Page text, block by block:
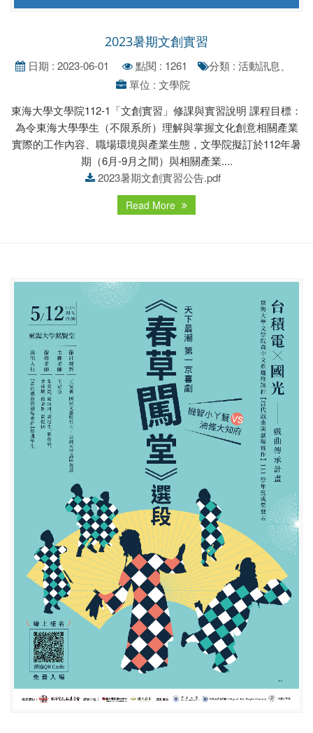
2023暑期文創實習
日期 : 2023-06-01 點閱 : 1261
分類 : 活動訊息、
單位 : 文學院
東海大學文學院112-1「文創實習」修課與實習說明 課程目標：
為令東海大學學生（不限系所）理解與掌握文化創意相關產業
實際的工作內容、職場環境與產業生態，文學院擬訂於112年暑
期（6月-9月之間）與相關產業....
2023暑期文創實習公告.pdf
Read More